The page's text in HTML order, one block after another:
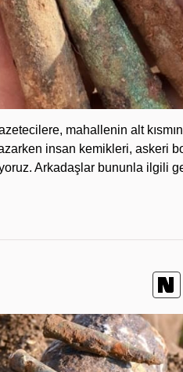
mahallenin alt
insan kemikleri, askeri
Arkadaşlar bununla ilgili